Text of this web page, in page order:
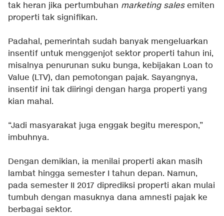
tak heran jika pertumbuhan marketing salesemiten
properti tak signifikan.
Padahal, pemerintah sudah banyak mengeluarkan
insentif untuk menggenjot sektor properti tahun ini,
misalnya penurunan suku bunga, kebijakan Loan to
Value (LTV), dan pemotongan pajak. Sayangnya,
insentif ini tak diiringi dengan harga properti yang
kian mahal.
“Jadi masyarakat juga enggak begitu merespon,”
imbuhnya.
Dengan demikian, ia menilai properti akan masih
lambat hingga semester I tahun depan. Namun,
pada semester II 2017 diprediksi properti akan mulai
tumbuh dengan masuknya dana amnesti pajak ke
berbagai sektor.